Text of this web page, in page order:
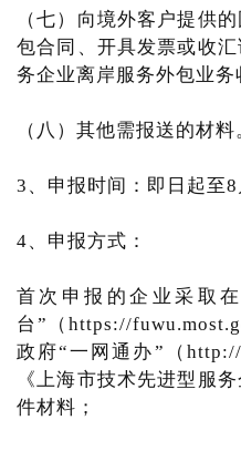
（七）向境外客户提供
包合同、开具发票或收
务企业离岸服务外包业务
（八）其他需报送的材料
3、申报时间：即日起至8
4、申报方式：
首次申报的企业采取
台”（https://
政府“一网通办”（
《上海市技术先进型服
件材料；